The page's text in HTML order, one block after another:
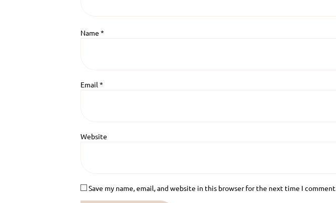
Name *
Email *
Website
Save my name, email, and website in this browser for the next time I comment.